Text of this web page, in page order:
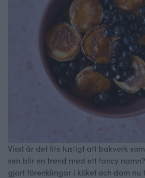
Visst är det lite lustigt att bakverk
sen blir en trend med ett fancy
gjort förenklingar i köket och dom nu